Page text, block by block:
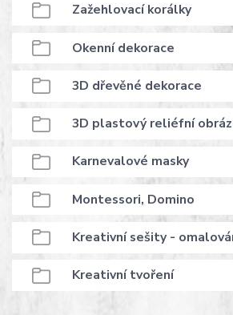
Zažehlovací korálky
Okenní dekorace
3D dřevěné dekorace
3D plastový reliéfní
Karnevalové masky
Montessori, Domino
Kreativní sešity -
Kreativní tvoření